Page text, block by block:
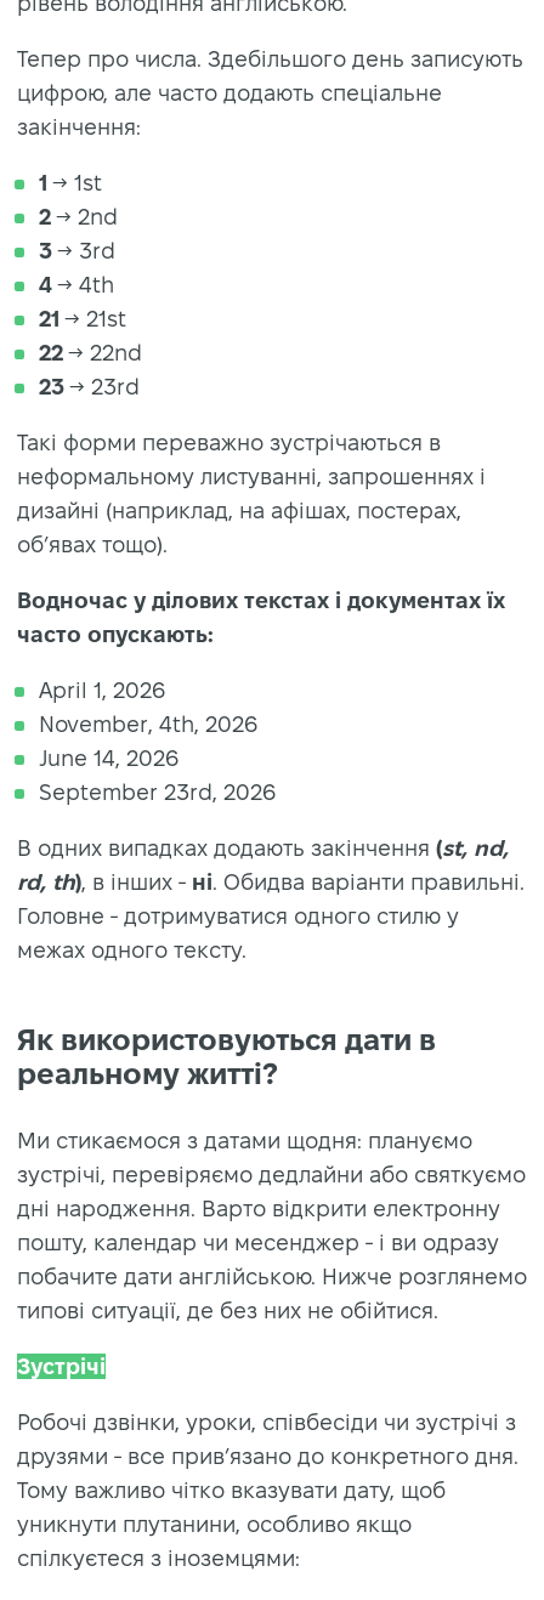
Тепер про числа. Здебільшого день записують
цифрою, але часто додають спеціальне
закінчення:
1 → 1st
2 → 2nd
3 → 3rd
4 → 4th
21 → 21st
22 → 22nd
23 → 23rd
Такі форми переважно зустрічаються в
неформальному листуванні, запрошеннях і
дизайні (наприклад, на афішах, постерах,
об’явах тощо).
Водночас у ділових текстах і документах їх
часто опускають:
April 1, 2026
November, 4th, 2026
June 14, 2026
September 23rd, 2026
В одних випадках додають закінчення (st, nd,
rd, th), в інших - ні. Обидва варіанти правильні.
Головне - дотримуватися одного стилю у
межах одного тексту.
Як використовуються дати в
реальному житті?
Ми стикаємося з датами щодня: плануємо
зустрічі, перевіряємо дедлайни або святкуємо
дні народження. Варто відкрити електронну
пошту, календар чи месенджер - і ви одразу
побачите дати англійською. Нижче розглянемо
типові ситуації, де без них не обійтися.
Зустрічі
Робочі дзвінки, уроки, співбесіди чи зустрічі з
друзями - все прив’язано до конкретного дня.
Тому важливо чітко вказувати дату, щоб
уникнути плутанини, особливо якщо
спілкуєтеся з іноземцями: